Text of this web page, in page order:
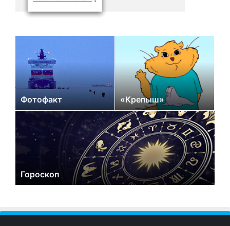
Фотофакт «Крепыш»
Гороскоп